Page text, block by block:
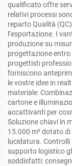
qualificato offre
relativi processi
reparto Qualità
l’esportazione. I
produzione su
progettazione
progettisti
forniscono
le vostre idee in
materiale:
cartone e
accattivanti per
Soluzione chiavi in
15.000 m² dotato
lucidatura.
supporto logistico
soddisfatti: